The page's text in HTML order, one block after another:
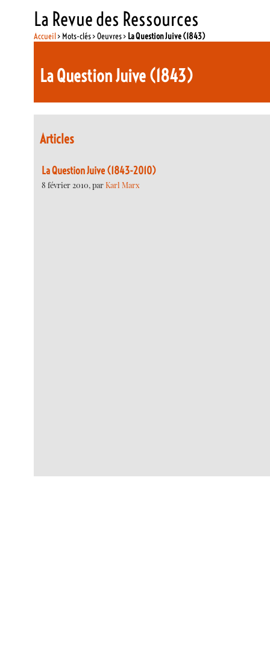
La Revue des Ressources
Accueil> Mots-clés > Oeuvres > La Question Juive (1843)
La Question Juive (1843)
Articles
La Question Juive (1843-2010)
8 février 2010, parKarl Marx